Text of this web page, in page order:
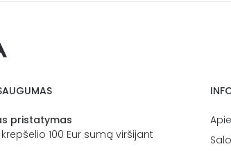
pristatymas
100 Eur sumą viršijant